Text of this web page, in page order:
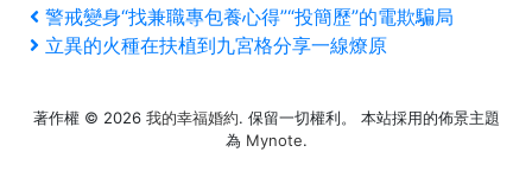
文
章
導
上
一
章
警戒變身“找兼職專包養心得”“投簡歷”的電欺騙局
下
文
立異的火種在扶植到九宮格分享一線燎原
著作權 © 2026 我的幸福婚約. 保留一切權利。 本站採用的佈景主題
為 Mynote.